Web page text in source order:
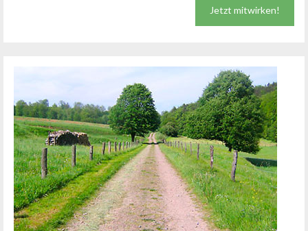
Jetzt mitwirken!